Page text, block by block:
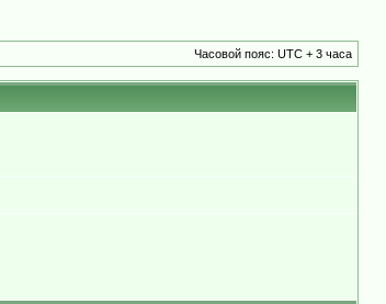
Часовой пояс: UTC + 3 часа